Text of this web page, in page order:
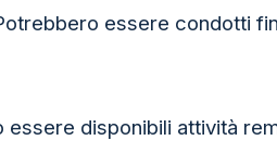
essere condotti
essere disponibili attività